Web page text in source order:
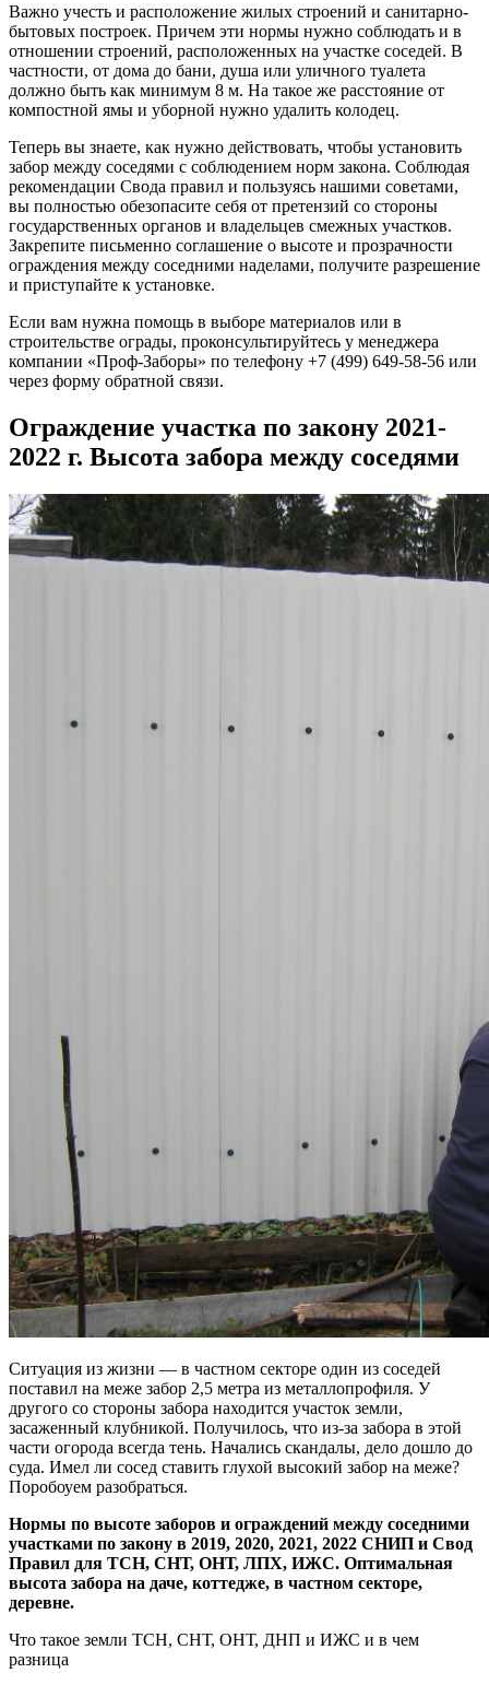
Важно учесть и расположение жилых строений и санитарно-
бытовых построек. Причем эти нормы нужно соблюдать и в
отношении строений, расположенных на участке соседей. В
частности, от дома до бани, душа или уличного туалета
должно быть как минимум 8 м. На такое же расстояние от
компостной ямы и уборной нужно удалить колодец.
Теперь вы знаете, как нужно действовать, чтобы установить
забор между соседями с соблюдением норм закона. Соблюдая
рекомендации Свода правил и пользуясь нашими советами,
вы полностью обезопасите себя от претензий со стороны
государственных органов и владельцев смежных участков.
Закрепите письменно соглашение о высоте и прозрачности
ограждения между соседними наделами, получите разрешение
и приступайте к установке.
Если вам нужна помощь в выборе материалов или в
строительстве ограды, проконсультируйтесь у менеджера
компании «Проф-Заборы» по телефону +7 (499) 649-58-56 или
через форму обратной связи.
Ограждение участка по закону 2021-
2022 г. Высота забора между соседями
Ситуация из жизни — в частном секторе один из соседей
поставил на меже забор 2,5 метра из металлопрофиля. У
другого со стороны забора находится участок земли,
засаженный клубникой. Получилось, что из-за забора в этой
части огорода всегда тень. Начались скандалы, дело дошло до
суда. Имел ли сосед ставить глухой высокий забор на меже?
Поробоуем разобраться.
Нормы по высоте заборов и ограждений между соседними
участками по закону в 2019, 2020, 2021, 2022 СНИП и Свод
Правил для ТСН, СНТ, ОНТ, ЛПХ, ИЖС. Оптимальная
высота забора на даче, коттедже, в частном секторе,
деревне.
Что такое земли ТСН, СНТ, ОНТ, ДНП и ИЖС и в чем
разница